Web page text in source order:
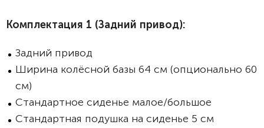
Комплектация 1 (Задний привод):
Задний привод
Ширина колёсной базы 64 см (опционально 60
см)
Стандартное сиденье малое/большое
Стандартная подушка на сиденье 5 см